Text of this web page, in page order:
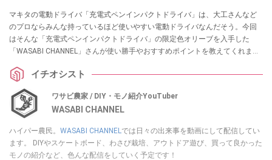
マキタの電動ドライバ「充電式ペンインパクトドライバ」は、大工さんなど
のプロならみんな持っているほど使いやすい電動ドライバなんだそう。今回
はそんな「充電式ペンインパクトドライバ」の限定色オリーブを入手した
「WASABI CHANNEL」さんが使い勝手やおすすめポイントを教えてくれまし
イチオシスト
ワサビ農家 / DIY・モノ紹介YouTuber
WASABI CHANNEL
ハイパー農民。 WASABI CHANNELでは日々の出来事を動画にして配信してい
ます。 DIYやスケートボード、わさび栽培、アウトドア遊び、買って良かった
モノの紹介など、色んな配信をしていく予定です！